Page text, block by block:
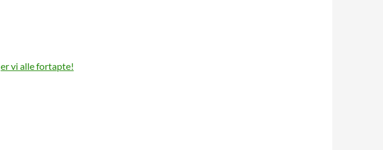
er vi alle fortapte!